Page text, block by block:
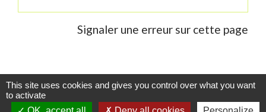
Signaler une erreur sur cette page
Contacts
This site uses cookies and gives you control over what you want
to activate